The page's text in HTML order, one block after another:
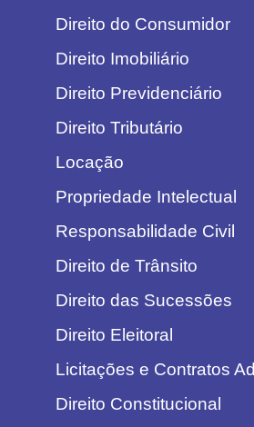
Direito do Consumidor
Direito Imobiliário
Direito Previdenciário
Direito Tributário
Locação
Propriedade Intelectual
Responsabilidade Civil
Direito de Trânsito
Direito das Sucessões
Direito Eleitoral
Licitações e Contratos
Direito Constitucional